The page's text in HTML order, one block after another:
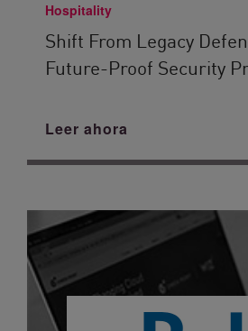
Hospitality
Shift From Legacy
Future-Proof Security
Leer ahora